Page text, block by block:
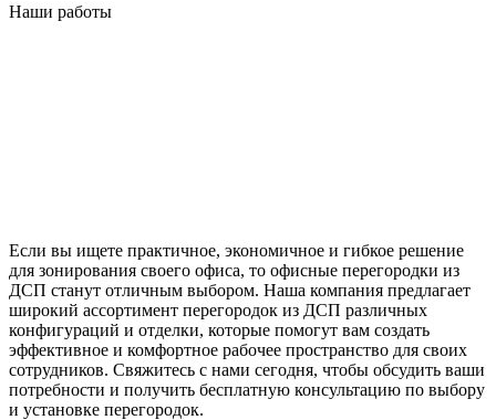
Наши работы
Если вы ищете практичное, экономичное и гибкое решение
для зонирования своего офиса, то офисные перегородки из
ДСП станут отличным выбором. Наша компания предлагает
широкий ассортимент перегородок из ДСП различных
конфигураций и отделки, которые помогут вам создать
эффективное и комфортное рабочее пространство для своих
сотрудников. Свяжитесь с нами сегодня, чтобы обсудить ваши
потребности и получить бесплатную консультацию по выбору
и установке перегородок.